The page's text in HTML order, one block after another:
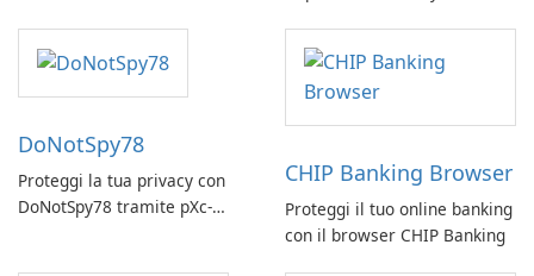
DoNotSpy78
Proteggi la tua privacy con
DoNotSpy78 tramite pXc-
CHIP Banking Browser
Proteggi il tuo online banking
con il browser CHIP Banking